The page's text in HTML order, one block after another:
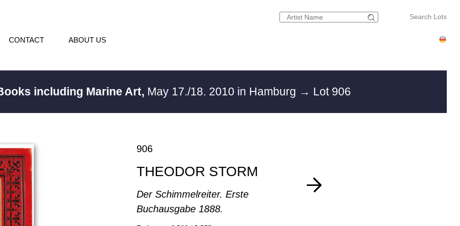
Search Lots
CONTACT ABOUT US
including Marine Art, May 17./18. 2010 in Hamburg → Lot 906
906
THEODOR STORM
Der Schimmelreiter. Erste
Buchausgabe 1888.